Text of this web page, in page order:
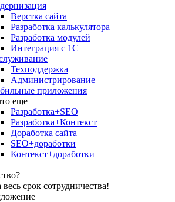
Верстка сайта
Разработка калькулятора
Разработка модулей
Интеграция с 1С
Техподдержка
Администрирование
приложения
еще
Разработка+SEO
Разработка+Контекст
Доработка сайта
SEO+доработки
Контекст+доработки
срок сотрудничества!